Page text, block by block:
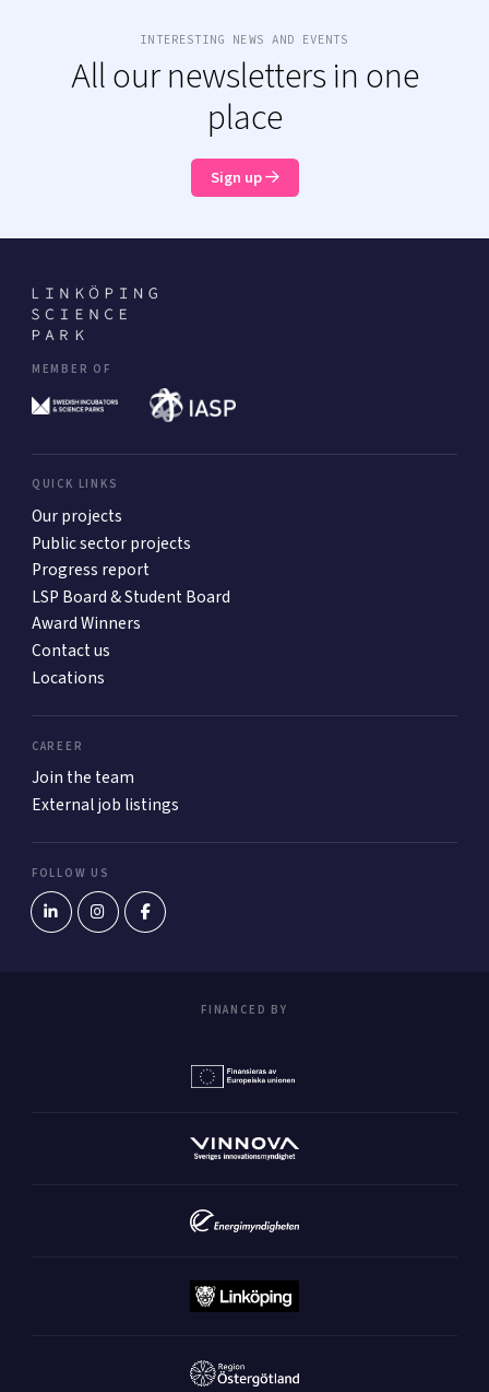
INTERESTING NEWS AND EVENTS
All our newsletters in one
place
Sign up
MEMBER OF
QUICK LINKS
Our projects
Public sector projects
Progress report
LSP Board & Student Board
Award Winners
Contact us
Locations
CAREER
Join the team
External job listings
FOLLOW US
FINANCED BY